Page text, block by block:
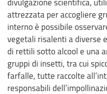
attrezzata per accogliere
interno è possibile
vegetali risalenti a diverse
di rettili sotto alcool e una
gruppi di insetti, tra cui
farfalle, tutte raccolte
responsabili